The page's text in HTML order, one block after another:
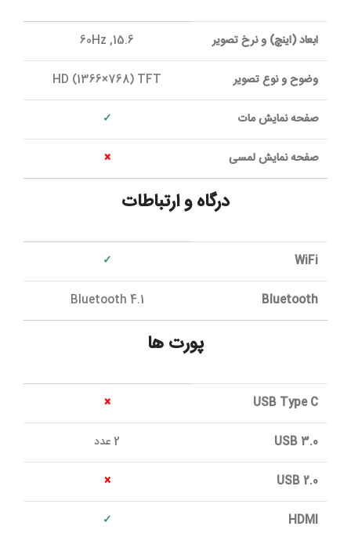
ابعاد (اینچ) و نرخ تصویر 15.6, 60Hz
وضوح و نوع تصویر HD (1366×768) TFT
صفحه نمايش مات ✓
صفحه نمايش لمسی ×
درگاه و ارتباطات
WiFi
✓
Bluetooth
Bluetooth 4.1
پورت ها
USB Type C
×
USB 3.0 2 عدد
USB 2.0
×
HDMI
✓